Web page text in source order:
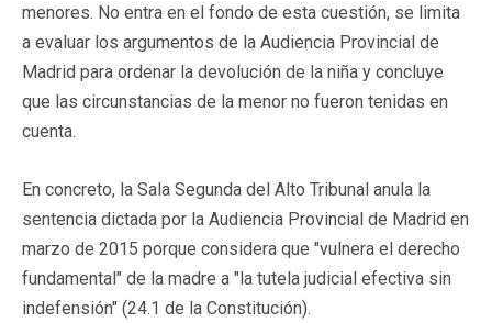
menores. No entra en el fondo de esta cuestión, se limita
a evaluar los argumentos de la Audiencia Provincial de
Madrid para ordenar la devolución de la niña y concluye
que las circunstancias de la menor no fueron tenidas en
cuenta.
En concreto, la Sala Segunda del Alto Tribunal anula la
sentencia dictada por la Audiencia Provincial de Madrid en
marzo de 2015 porque considera que "vulnera el derecho
fundamental" de la madre a "la tutela judicial efectiva sin
indefensión" (24.1 de la Constitución).